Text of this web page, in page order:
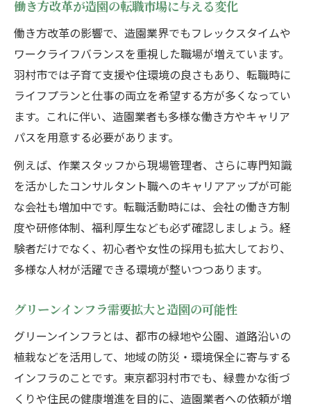
働き方改革が造園の転職市場に与える変化
働き方改革の影響で、造園業界でもフレックスタイムや
ワークライフバランスを重視した職場が増えています。
羽村市では子育て支援や住環境の良さもあり、転職時に
ライフプランと仕事の両立を希望する方が多くなってい
ます。これに伴い、造園業者も多様な働き方やキャリア
パスを用意する必要があります。
例えば、作業スタッフから現場管理者、さらに専門知識
を活かしたコンサルタント職へのキャリアアップが可能
な会社も増加中です。転職活動時には、会社の働き方制
度や研修体制、福利厚生なども必ず確認しましょう。経
験者だけでなく、初心者や女性の採用も拡大しており、
多様な人材が活躍できる環境が整いつつあります。
グリーンインフラ需要拡大と造園の可能性
グリーンインフラとは、都市の緑地や公園、道路沿いの
植栽などを活用して、地域の防災・環境保全に寄与する
インフラのことです。東京都羽村市でも、緑豊かな街づ
くりや住民の健康増進を目的に、造園業者への依頼が増